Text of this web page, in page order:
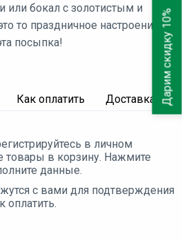
или бокал с золотистым и
то праздничное настроение,
посыпка!
Как оплатить Доставка
в личном
товары в корзину. Нажмите
данные.
с вами для подтверждения
оплатить.
Дарим скидку 10%